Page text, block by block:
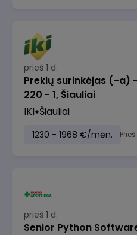
prieš 1 d.
Prekių surinkėjas (-a)
220 - 1, Šiauliai
IKI Šiauliai
1230 - 1968 €/mėn.
prieš 1 d.
Senior Python